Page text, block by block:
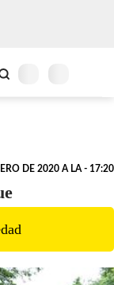
DE 2020 A LA - 17:20